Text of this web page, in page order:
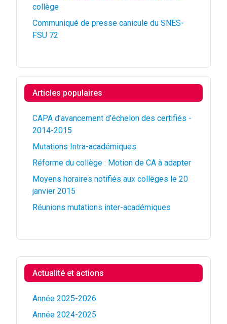
Actualité et actions
Année 2025-2026
Année 2024-2025
collège
Communiqué de presse canicule du SNES-
FSU 72
Articles populaires
CAPA d’avancement d’échelon des certifiés -
2014-2015
Mutations Intra-académiques
Réforme du collège : Motion de CA à adapter
Moyens horaires notifiés aux collèges le 20
janvier 2015
Réunions mutations inter-académiques